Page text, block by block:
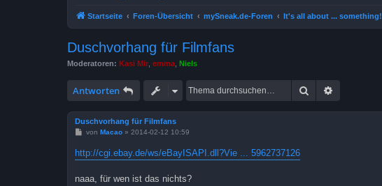
Startseite Foren-Übersicht mySneak.de-Foren It's all about ... something!
Duschvorhang für Filmfans
Moderatoren: Kasi Mir emma Niels
Antworten Suche
Duschvorhang für Filmfans
B
t
g
von Macao» 2014-02-12 10:59
http://cgi.ebay.de/ws/eBayISAPI.dll?Vie ... 5962737126
naaa, für wen ist das nichts?